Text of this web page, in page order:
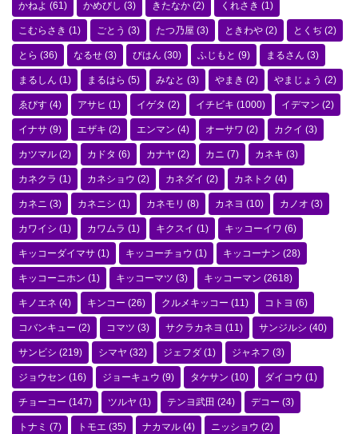
かねよ (61) かめびし (3) きたなか (2) くれさき (1)
こむらさき (1) ごとう (3) たつ乃屋 (3) ときわや (2) とくぢ (2)
とら (36) なるせ (3) びはん (30) ふじもと (9) まるさん (3)
まるしん (1) まるはら (5) みなと (3) やまき (2) やまじょう (2)
ゑびす (4) アサヒ (1) イゲタ (2) イチビキ (1000) イデマン (2)
イナサ (9) エザキ (2) エンマン (4) オーサワ (2) カクイ (3)
カツマル (2) カドタ (6) カナヤ (2) カニ (7) カネキ (3)
カネクラ (1) カネショウ (2) カネダイ (2) カネトク (4)
カネニ (3) カネニシ (1) カネモリ (8) カネヨ (10) カノオ (3)
カワイシ (1) カワムラ (1) キクスイ (1) キッコーイワ (6)
キッコーダイマサ (1) キッコーチョウ (1) キッコーナン (28)
キッコーニホン (1) キッコーマツ (3) キッコーマン (2618)
キノエネ (4) キンコー (26) クルメキッコー (11) コトヨ (6)
コバンキュー (2) コマツ (3) サクラカネヨ (11) サンジルシ (40)
サンビシ (219) シマヤ (32) ジェフダ (1) ジャネフ (3)
ジョウセン (16) ジョーキュウ (9) タケサン (10) ダイコウ (1)
チョーコー (147) ツルヤ (1) テンヨ武田 (24) デコー (3)
トナミ (7) トモエ (35) ナカマル (4) ニッショウ (2)